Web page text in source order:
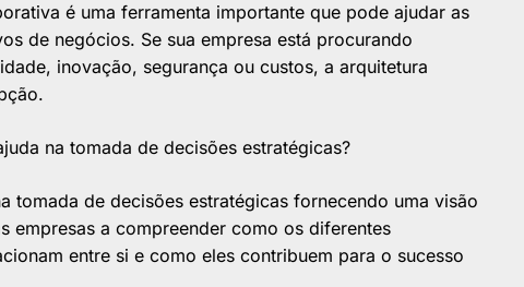
é uma ferramenta importante que pode ajudar as
de negócios. Se sua empresa está procurando
inovação, segurança ou custos, a arquitetura
na tomada de decisões estratégicas?
tomada de decisões estratégicas fornecendo uma visão
empresas a compreender como os diferentes
entre si e como eles contribuem para o sucesso